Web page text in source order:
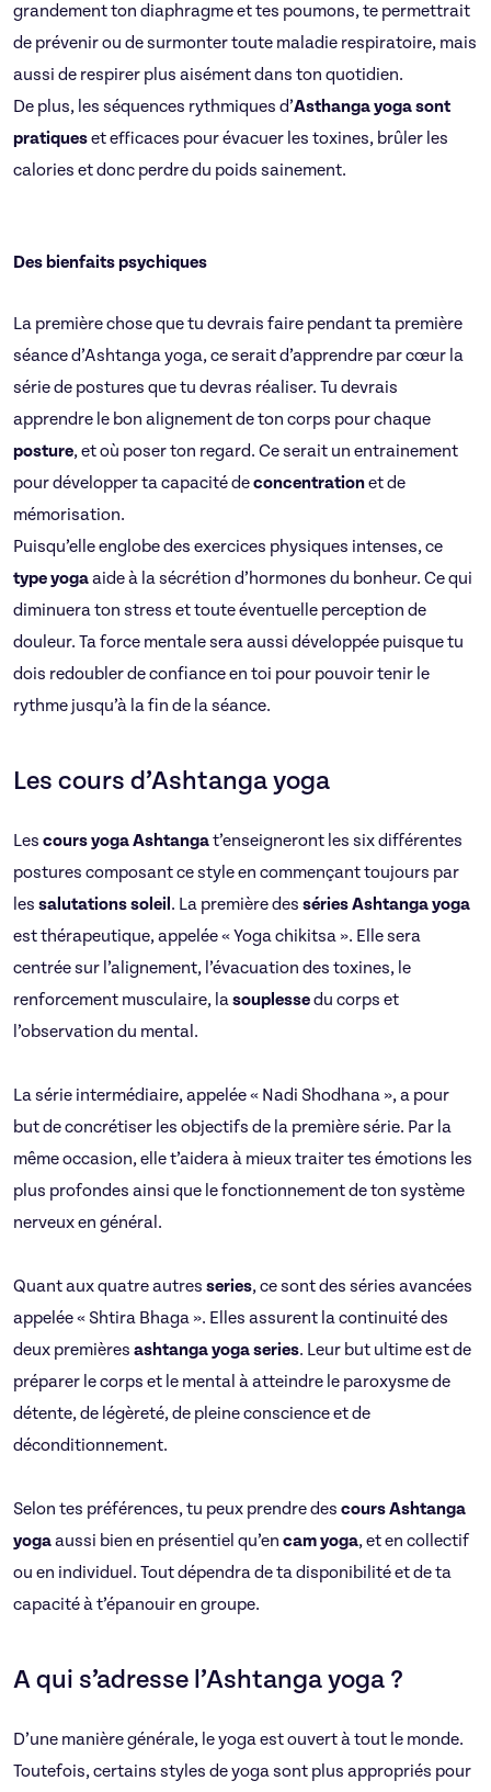
grandement ton diaphragme et tes poumons, te permettrait
de prévenir ou de surmonter toute maladie respiratoire, mais
aussi de respirer plus aisément dans ton quotidien.
De plus, les séquences rythmiques d’Asthanga yoga sont
pratiquesetefficaces pour évacuer les toxines, brûler les
calories et donc perdre du poids sainement.
Des bienfaits psychiques
La première chose que tu devrais faire pendant ta première
séance d’Ashtanga yoga, ce serait d’apprendre par cœur la
série de postures que tu devras réaliser. Tu devrais
apprendre le bon alignement de ton corps pour chaque
posture, et où poser ton regard. Ce serait un entrainement
pour développer ta capacité deconcentrationet de
mémorisation.
Puisqu’elle englobe des exercices physiques intenses, ce
type yogaaide à la sécrétion d’hormones du bonheur. Ce qui
diminuera ton stress et toute éventuelle perception de
douleur. Ta force mentale sera aussi développée puisque tu
dois redoubler de confiance en toi pour pouvoir tenir le
rythme jusqu’à la fin de la séance.
Les cours d’Ashtanga yoga
Les cours yogaAshtangat’enseigneront les six différentes
postures composant ce style en commençant toujours par
les salutations soleil. La première des séries Ashtanga yoga
est thérapeutique, appelée « Yoga chikitsa ». Elle sera
centrée sur l’alignement, l’évacuation des toxines, le
renforcement musculaire, lasouplessedu corps et
l’observation du mental.
La série intermédiaire, appelée « Nadi Shodhana », a pour
but de concrétiser les objectifs de la première série. Par la
même occasion, elle t’aidera à mieux traiter tes émotions les
plus profondes ainsi que le fonctionnement de ton système
nerveux en général.
Quant aux quatre autres series, ce sont des séries avancées
appelée « Shtira Bhaga ». Elles assurent la continuité des
deux premières ashtanga yoga series. Leur but ultime est de
préparer le corps et le mental à atteindre le paroxysme de
détente, de légèreté, de pleine conscience et de
déconditionnement.
Selon tes préférences, tu peux prendre des coursAshtanga
yogaaussi bien en présentiel qu’en cam yoga, et en collectif
ou en individuel. Tout dépendra de ta disponibilité et de ta
capacité à t’épanouir en groupe.
A qui s’adresse l’Ashtanga yoga ?
D’une manière générale, le yoga est ouvert à tout le monde.
Toutefois, certains styles de yoga sont plus appropriés pour